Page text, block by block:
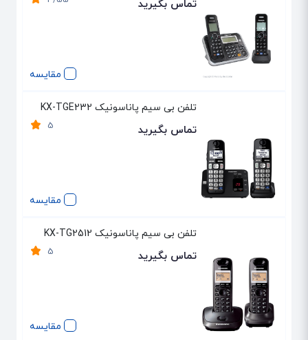
مقایسه
تماس بگیرید
مقایسه
تلفن بی سیم پاناسونیک KX-TGE232
5 تماس بگیرید
مقایسه
تلفن بی سیم پاناسونیک KX-TG2512
5 تماس بگیرید